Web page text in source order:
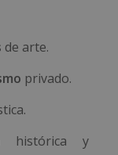
de arte.
privado.
histórica y